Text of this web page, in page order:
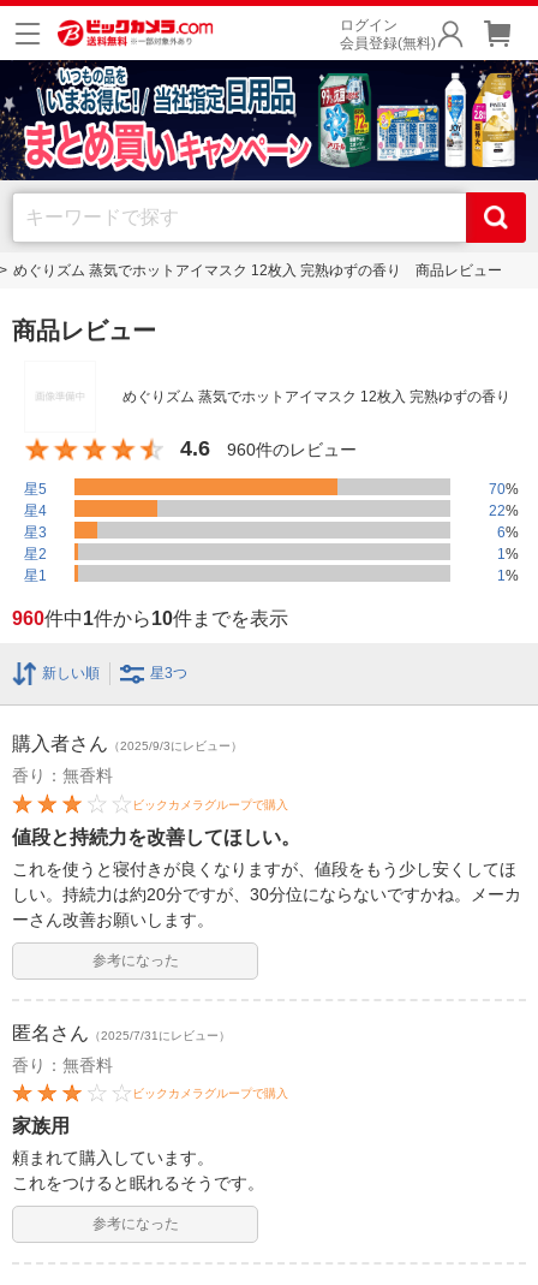
ログイン
会員登録(無料)
めぐりズム 蒸気でホットアイマスク 12枚入 完熟ゆずの香り 商品レビュー
商品レビュー
めぐりズム 蒸気でホットアイマスク 12枚入 完熟ゆずの香り
4.6 960件のレビュー
星5 70%
星4
22%
星3
6%
星2
1%
星1
1%
960件中1件から10件までを表示
新しい順 星3つ
購入者さん （2025/9/3にレビュー）
香り：無香料
ビックカメラグループで購入
値段と持続力を改善してほしい。
これを使うと寝付きが良くなりますが、値段をもう少し安くしてほ
しい。持続力は約20分ですが、30分位にならないですかね。メーカ
ーさん改善お願いします。
参考になった
匿名 さん （2025/7/31にレビュー）
香り：無香料
ビックカメラグループで購入
家族用
頼まれて購入しています。
これをつけると眠れるそうです。
参考になった